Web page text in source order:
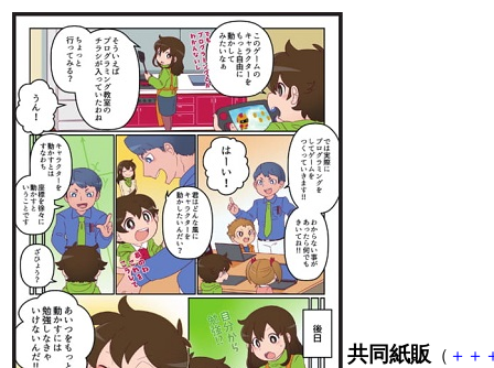
共同紙販 （ ＋ ＋